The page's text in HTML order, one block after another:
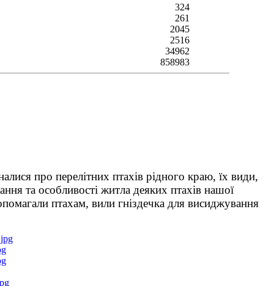
324
261
2045
2516
34962
858983
про перелітних птахів рідного краю, їх види,
та особливості житла деяких птахів нашої
птахам, вили гніздечка для висиджування